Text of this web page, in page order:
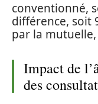
conventionné,
différence, soit
par la
Impact de
des